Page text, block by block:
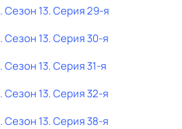
. Сезон 13. Серия 29-я
. Сезон 13. Серия 30-я
. Сезон 13. Серия 31-я
. Сезон 13. Серия 32-я
. Сезон 13. Серия 38-я